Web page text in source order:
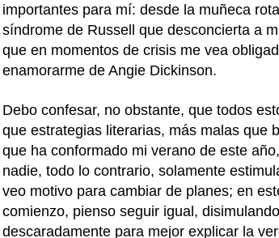
importantes para mí: desde la muñeca
síndrome de Russell que desconcierta a
que en momentos de crisis me vea
enamorarme de Angie Dickinson.
Debo confesar, no obstante, que todos
que estrategias literarias, más malas que
que ha conformado mi verano de este
nadie, todo lo contrario, solamente
veo motivo para cambiar de planes; en
comienzo, pienso seguir igual,
descaradamente para mejor explicar la